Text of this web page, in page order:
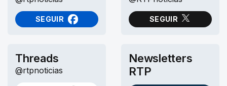
SEGUIR
NO FACEBOOK
SEGUIR
NO X (TWITTER)
Threads
@rtpnoticias
Newsletters
RTP